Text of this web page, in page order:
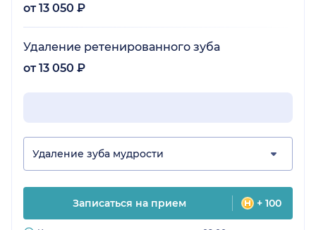
от 13 050 ₽
Удаление ретенированного зуба
от 13 050 ₽
Удаление зуба мудрости
Записаться на прием + 100